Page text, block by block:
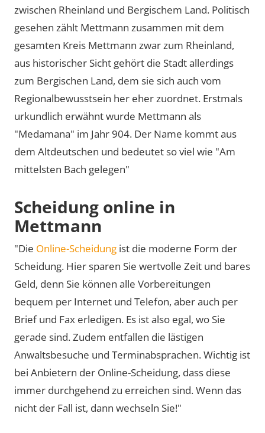
zwischen Rheinland und Bergischem Land. Politisch
gesehen zählt Mettmann zusammen mit dem
gesamten Kreis Mettmann zwar zum Rheinland,
aus historischer Sicht gehört die Stadt allerdings
zum Bergischen Land, dem sie sich auch vom
Regionalbewusstsein her eher zuordnet. Erstmals
urkundlich erwähnt wurde Mettmann als
Medamana im Jahr 904. Der Name kommt aus
dem Altdeutschen und bedeutet so viel wie Am
mittelsten Bach gelegen
Scheidung online in
Mettmann
"Die Online-Scheidung ist die moderne Form der
Scheidung. Hier sparen Sie wertvolle Zeit und bares
Geld, denn Sie können alle Vorbereitungen
bequem per Internet und Telefon, aber auch per
Brief und Fax erledigen. Es ist also egal, wo Sie
gerade sind. Zudem entfallen die lästigen
Anwaltsbesuche und Terminabsprachen. Wichtig ist
bei Anbietern der Online-Scheidung, dass diese
immer durchgehend zu erreichen sind. Wenn das
nicht der Fall ist, dann wechseln Sie!"